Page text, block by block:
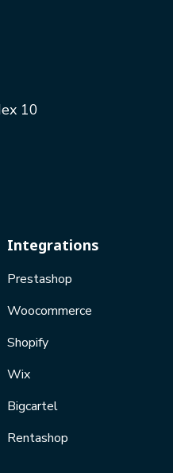
10
Integrations
Prestashop
Woocommerce
Shopify
Wix
Bigcartel
Rentashop